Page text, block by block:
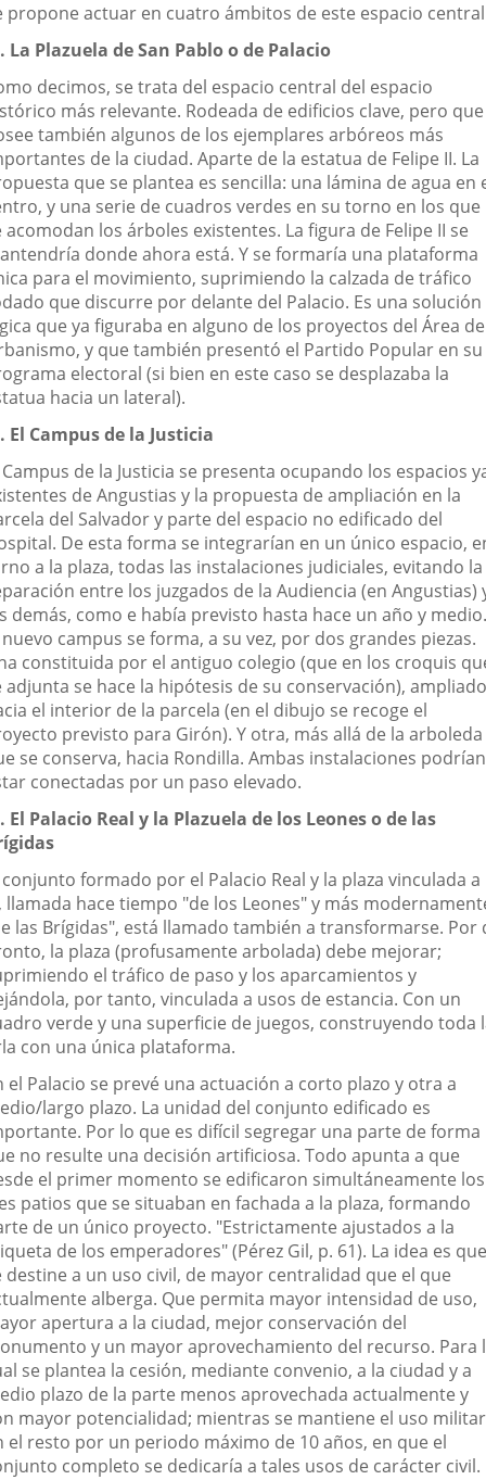
propone actuar en cuatro ámbitos de este espacio
La Plazuela de San Pablo o de Palacio
decimos, se trata del espacio central del espacio
más relevante. Rodeada de edificios clave, pero que
también algunos de los ejemplares arbóreos más
de la ciudad. Aparte de la estatua de Felipe II. La
que se plantea es sencilla: una lámina de agua en
y una serie de cuadros verdes en su torno en los que
acomodan los árboles existentes. La figura de Felipe II se
donde ahora está. Y se formaría una plataforma
para el movimiento, suprimiendo la calzada de tráfico
que discurre por delante del Palacio. Es una solución
que ya figuraba en alguno de los proyectos del Área de
y que también presentó el Partido Popular en su
electoral (si bien en este caso se desplazaba la
hacia un lateral).
El Campus de la Justicia
Campus de la Justicia se presenta ocupando los espacios
de Angustias y la propuesta de ampliación en la
del Salvador y parte del espacio no edificado del
De esta forma se integrarían en un único espacio,
a la plaza, todas las instalaciones judiciales, evitando la
entre los juzgados de la Audiencia (en Angustias)
demás, como e había previsto hasta hace un año y medio.
nuevo campus se forma, a su vez, por dos grandes piezas.
constituida por el antiguo colegio (que en los croquis
adjunta se hace la hipótesis de su conservación), ampliado
el interior de la parcela (en el dibujo se recoge el
previsto para Girón). Y otra, más allá de la arboleda
se conserva, hacia Rondilla. Ambas instalaciones podrían
conectadas por un paso elevado.
El Palacio Real y la Plazuela de los Leones o de las
conjunto formado por el Palacio Real y la plaza vinculada a
llamada hace tiempo "de los Leones" y más
las Brígidas", está llamado también a transformarse. Por
la plaza (profusamente arbolada) debe mejorar;
el tráfico de paso y los aparcamientos y
por tanto, vinculada a usos de estancia. Con un
verde y una superficie de juegos, construyendo toda
con una única plataforma.
el Palacio se prevé una actuación a corto plazo y otra a
largo plazo. La unidad del conjunto edificado es
Por lo que es difícil segregar una parte de forma
no resulte una decisión artificiosa. Todo apunta a que
el primer momento se edificaron simultáneamente los
patios que se situaban en fachada a la plaza, formando
de un único proyecto. "Estrictamente ajustados a la
de los emperadores" (Pérez Gil, p. 61). La idea es que
destine a un uso civil, de mayor centralidad que el que
alberga. Que permita mayor intensidad de uso,
apertura a la ciudad, mejor conservación del
y un mayor aprovechamiento del recurso. Para
se plantea la cesión, mediante convenio, a la ciudad y a
plazo de la parte menos aprovechada actualmente y
mayor potencialidad; mientras se mantiene el uso militar
el resto por un periodo máximo de 10 años, en que el
completo se dedicaría a tales usos de carácter civil.